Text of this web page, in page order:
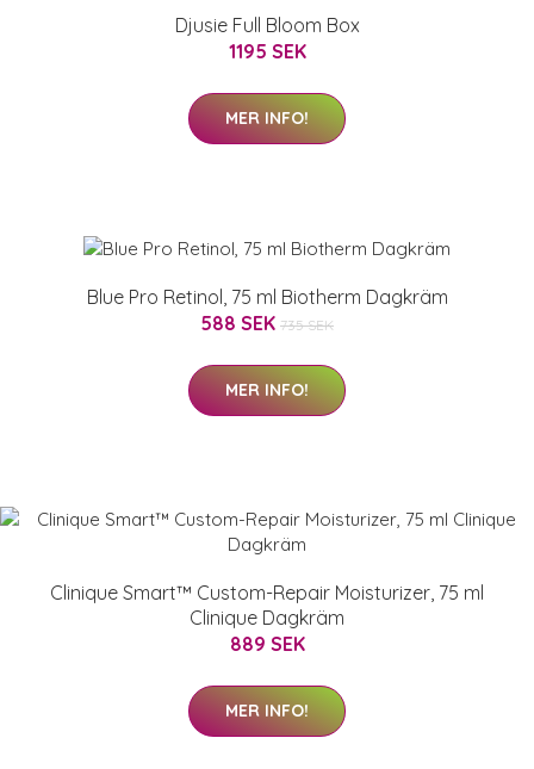
Djusie Full Bloom Box
1195 SEK
MER INFO!
Blue Pro Retinol, 75 ml Biotherm Dagkräm
588 SEK 735 SEK
MER INFO!
Clinique Smart™ Custom-Repair Moisturizer, 75 ml
Clinique Dagkräm
889 SEK
MER INFO!